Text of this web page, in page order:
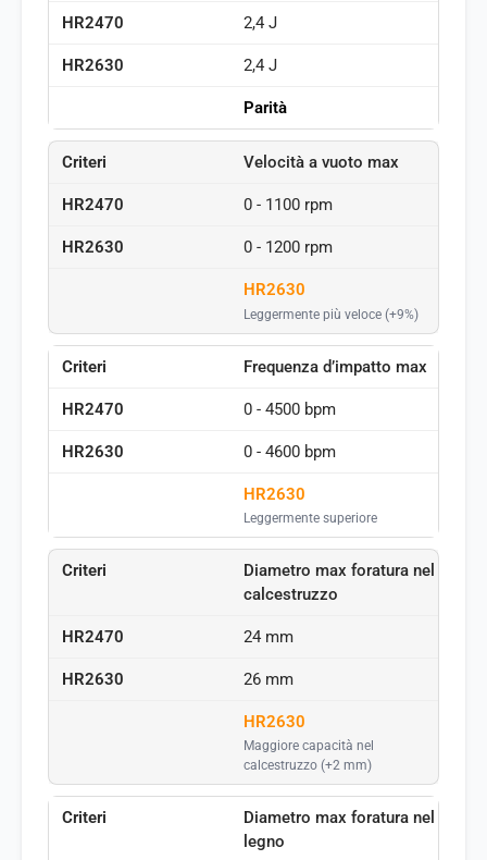
2,4 J
2,4 J
Parità
Velocità a vuoto max
0 - 1100 rpm
0 - 1200 rpm
HR2630
Leggermente più veloce (+9%)
Frequenza d’impatto max
0 - 4500 bpm
0 - 4600 bpm
HR2630
Leggermente superiore
Diametro max foratura nel
calcestruzzo
24 mm
26 mm
HR2630
Maggiore capacità nel
calcestruzzo (+2 mm)
Diametro max foratura nel
legno